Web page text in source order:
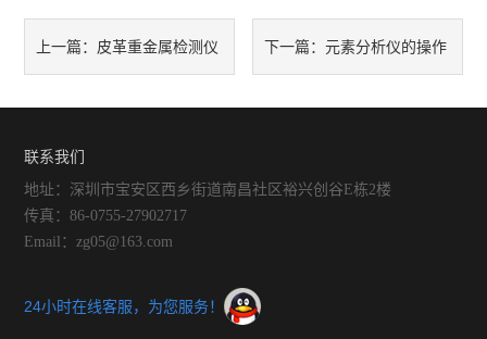
上一篇： 皮革重金属检测仪 下一篇： 元素分析仪的操作
联系我们
地址：深圳市宝安区西乡街道南昌社区裕兴创谷E栋2楼
传真：86-0755-27902717
Email：zg05@163.com
24小时在线客服，为您服务！